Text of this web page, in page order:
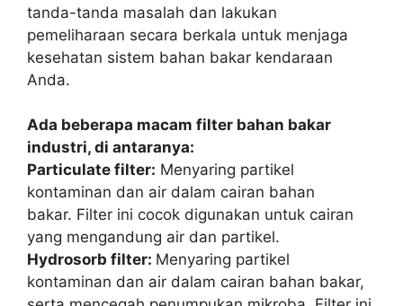
tanda-tanda masalah dan lakukan
pemeliharaan secara berkala untuk menjaga
kesehatan sistem bahan bakar kendaraan
Anda.
Ada beberapa macam filter bahan bakar
industri, di antaranya:
Particulate filter: Menyaring partikel
kontaminan dan air dalam cairan bahan
bakar. Filter ini cocok digunakan untuk cairan
yang mengandung air dan partikel.
Hydrosorb filter: Menyaring partikel
kontaminan dan air dalam cairan bahan bakar,